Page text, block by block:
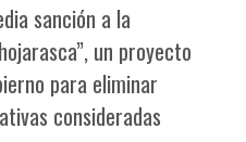
sanción a la
un proyecto
para eliminar
consideradas